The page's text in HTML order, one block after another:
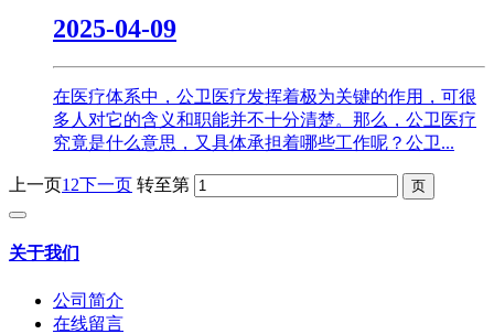
2025-04-09
在医疗体系中，公卫医疗发挥着极为关键的作用，可很
多人对它的含义和职能并不十分清楚。那么，公卫医疗
究竟是什么意思，又具体承担着哪些工作呢？公卫...
上一页1 2下一页 转至第
关于我们
公司简介
在线留言